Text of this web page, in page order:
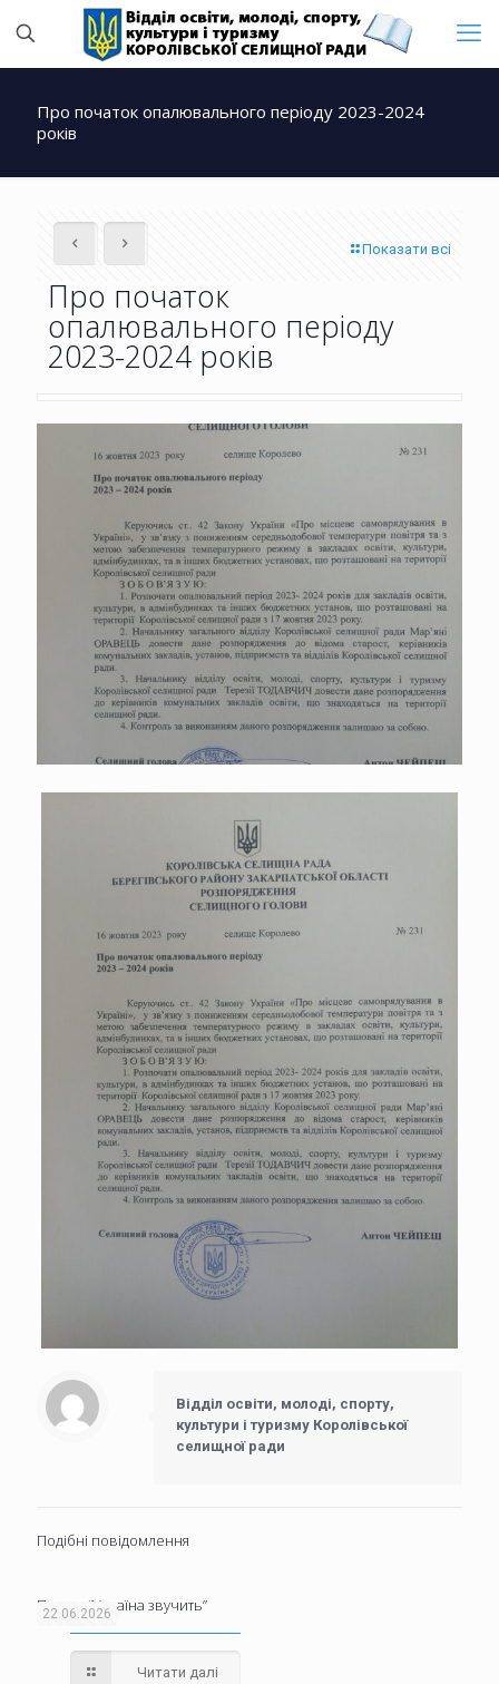
Про початок опалювального періоду 2023-2024
років
Показати всі
Про початок
опалювального періоду
2023-2024 років
Відділ освіти, молоді, спорту,
культури і туризму Королівської
селищної ради
Подібні повідомлення
22.06.2026
Проєкт “Україна звучить”
Читати далі